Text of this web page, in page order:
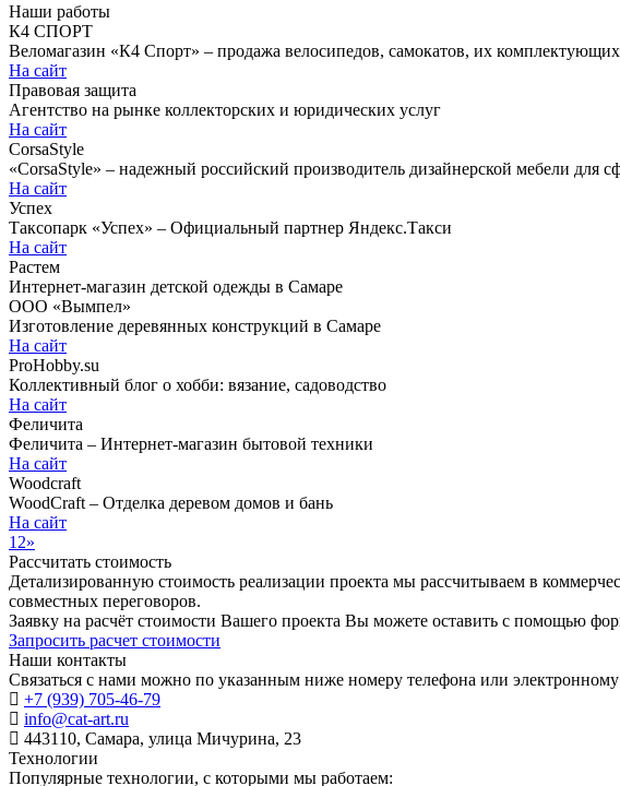
Наши работы
К4 СПОРТ
Веломагазин «К4 Спорт» – продажа велосипедов, самокатов, их
На сайт
Правовая защита
Агентство на рынке коллекторских и юридических услуг
На сайт
CorsaStyle
«CorsaStyle» – надежный российский производитель дизайнерской мебели для
На сайт
Успех
Таксопарк «Успех» – Официальный партнер Яндекс.Такси
На сайт
Растем
Интернет-магазин детской одежды в Самаре
ООО «Вымпел»
Изготовление деревянных конструкций в Самаре
На сайт
ProHobby.su
Коллективный блог о хобби: вязание, садоводство
На сайт
Феличита
Феличита – Интернет-магазин бытовой техники
На сайт
Woodcraft
WoodCraft – Отделка деревом домов и бань
На сайт
1 2»
Рассчитать стоимость
Детализированную стоимость реализации проекта мы рассчитываем в
совместных переговоров.
Заявку на расчёт стоимости Вашего проекта Вы можете оставить с помощью
Запросить расчет стоимости
Наши контакты
Связаться с нами можно по указанным ниже номеру телефона или электронному
+7 (939) 705-46-79
info@cat-art.ru
443110, Самара, улица Мичурина, 23
Технологии
Популярные технологии, c которыми мы работаем: